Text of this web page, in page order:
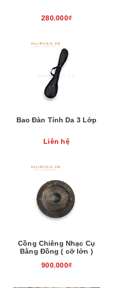
280.000₫
Bao Đàn Tính Da 3 Lớp
Liên hệ
Cồng Chiêng Nhạc Cụ
Bằng Đồng ( cỡ lớn )
900.000₫